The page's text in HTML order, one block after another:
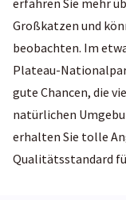
erfahren Sie mehr
Großkatzen und
beobachten. Im
Plateau-
gute Chancen, die
natürlichen
erhalten Sie tolle
Qualitätsstandard